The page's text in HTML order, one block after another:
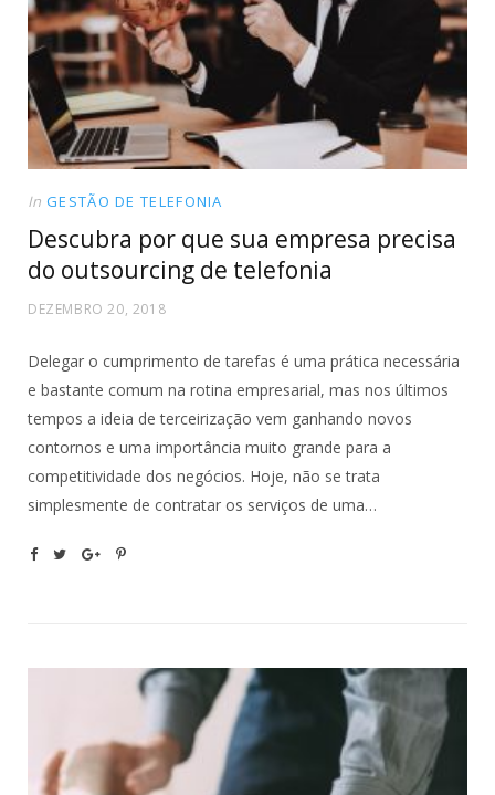
In GESTÃO DE TELEFONIA
Descubra por que sua empresa precisa
do outsourcing de telefonia
DEZEMBRO 20, 2018
Delegar o cumprimento de tarefas é uma prática necessária
e bastante comum na rotina empresarial, mas nos últimos
tempos a ideia de terceirização vem ganhando novos
contornos e uma importância muito grande para a
competitividade dos negócios. Hoje, não se trata
simplesmente de contratar os serviços de uma…